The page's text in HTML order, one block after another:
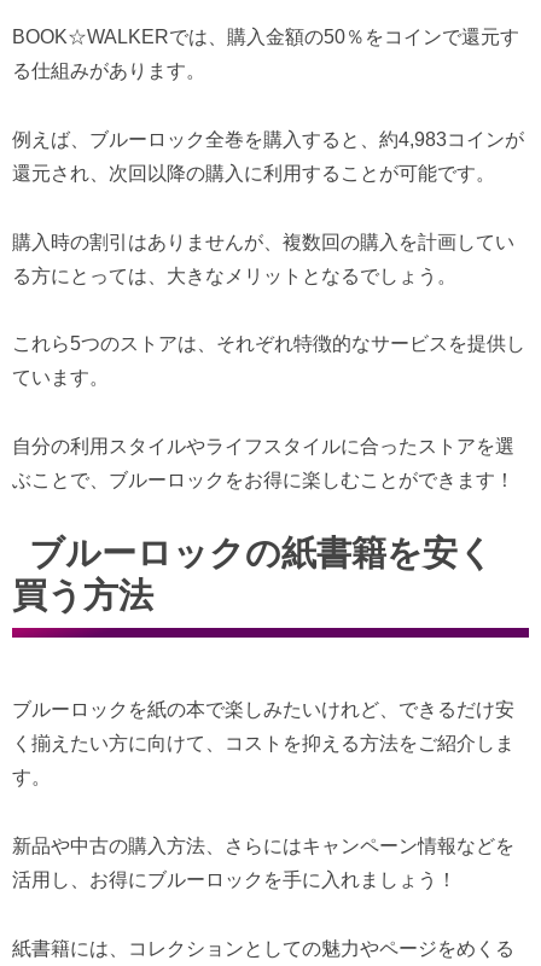
BOOK☆WALKERでは、購入金額の50％をコインで還元す
る仕組みがあります。
例えば、ブルーロック全巻を購入すると、約4,983コインが
還元され、次回以降の購入に利用することが可能です。
購入時の割引はありませんが、複数回の購入を計画してい
る方にとっては、大きなメリットとなるでしょう。
これら5つのストアは、それぞれ特徴的なサービスを提供し
ています。
自分の利用スタイルやライフスタイルに合ったストアを選
ぶことで、ブルーロックをお得に楽しむことができます！
ブルーロックの紙書籍を安く
買う方法
ブルーロックを紙の本で楽しみたいけれど、できるだけ安
く揃えたい方に向けて、コストを抑える方法をご紹介しま
す。
新品や中古の購入方法、さらにはキャンペーン情報などを
活用し、お得にブルーロックを手に入れましょう！
紙書籍には、コレクションとしての魅力やページをめくる